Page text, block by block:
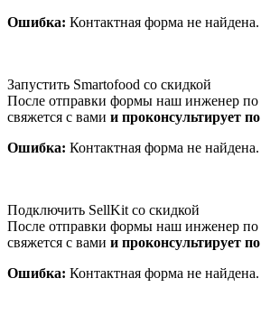
Ошибка: Контактная форма не найдена.
Запустить Smartofood со скидкой
После отправки формы наш инженер по
свяжется с вами и проконсультирует
Ошибка: Контактная форма не найдена.
Подключить SellKit со скидкой
После отправки формы наш инженер по
свяжется с вами и проконсультирует
Ошибка: Контактная форма не найдена.